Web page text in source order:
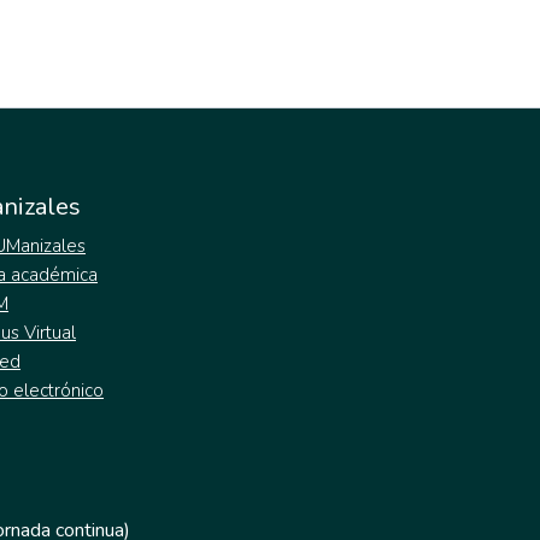
académica
Virtual
electrónico
continua)